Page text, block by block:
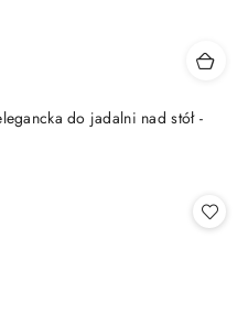
do jadalni nad stół -